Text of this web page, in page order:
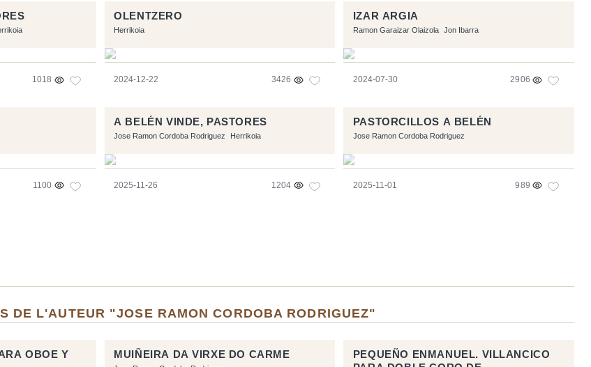
1018
OLENTZERO
Herrikoia
2024-12-22 3426
IZAR ARGIA
Ramon Garaizar Olaizola Jon Ibarra
2024-07-30 2906
1100
A BELÉN VINDE, PASTORES
Jose Ramon Cordoba Rodriguez Herrikoia
2025-11-26 1204
PASTORCILLOS A BELÉN
Jose Ramon Cordoba Rodriguez
2025-11-01 989
DE L'AUTEUR "JOSE RAMON CORDOBA RODRIGUEZ"
OBOE Y
MUIÑEIRA DA VIRXE DO CARME
PEQUEÑO ENMANUEL. VILLANCICO